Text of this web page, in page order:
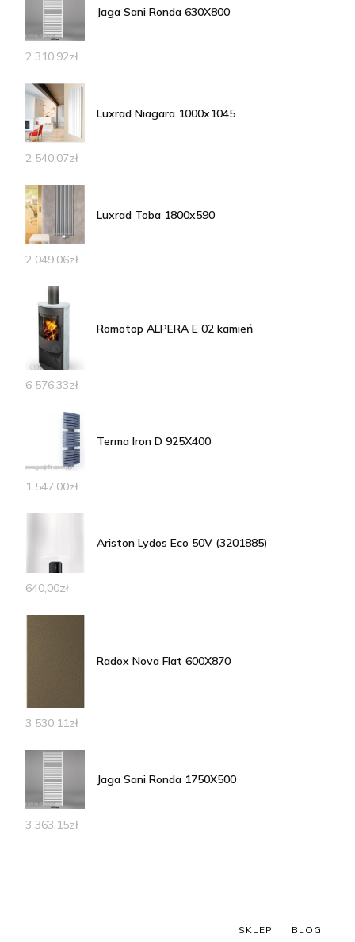
Jaga Sani Ronda 630X800
2 310,92zł
Luxrad Niagara 1000x1045
2 540,07zł
Luxrad Toba 1800x590
2 049,06zł
Romotop ALPERA E 02 kamień
6 576,33zł
Terma Iron D 925X400
1 547,00zł
Ariston Lydos Eco 50V (3201885)
640,00zł
Radox Nova Flat 600X870
3 530,11zł
Jaga Sani Ronda 1750X500
3 363,15zł
SKLEP BLOG